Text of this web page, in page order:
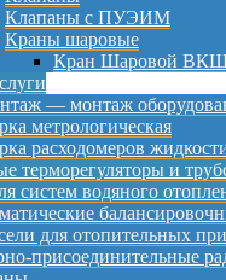
Клапаны с ПУЭИМ
Краны шаровые
Кран Шаровой
— монтаж
метрологическая
расходомеров
терморегуляторы и
систем водяного
для отопительных
присоединительные